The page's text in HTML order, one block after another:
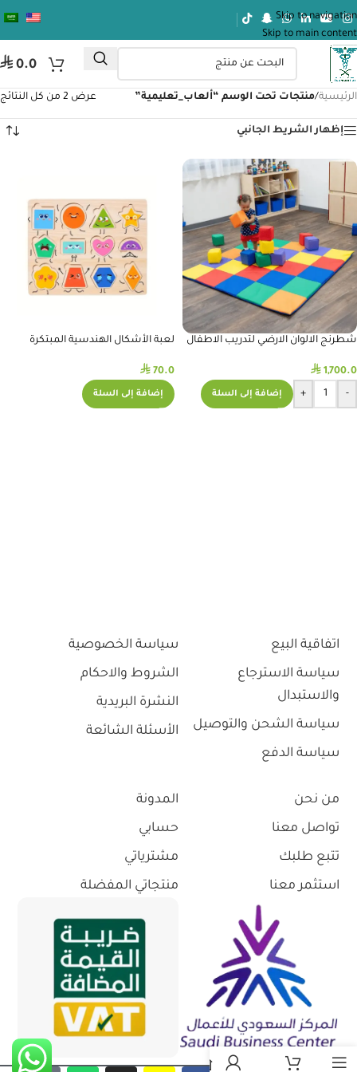
Skip to navigation
Skip to main content
⃁ 0.0
الرئيسية/منتجات تحت الوسم “ألعاب_تعليمية” عرض ⁦2⁩ من كل النتائج
إظهار الشريط الجانبي
شطرنج الالوان الارضي لتدريب الاطفال
⃁ 1,700.0
-
+ إضافة إلى السلة
لعبة الأشكال الهندسية المبتكرة
⃁ 70.0
إضافة إلى السلة
اتفاقية البيع
سياسة الاسترجاع
والاستبدال
سياسة الشحن والتوصيل
سياسة الدفع
سياسة الخصوصية
الشروط والاحكام
النشرة البريدية
الأسئلة الشائعة
من نحن
تواصل معنا
تتبع طلبك
استثمر معنا
المدونة
حسابي
مشترياتي
منتجاتي المفضلة